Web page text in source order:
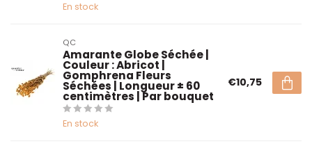
En stock
QC
Amarante Globe Séchée |
Couleur : Abricot |
Gomphrena Fleurs
Séchées | Longueur ± 60
centimètres | Par bouquet
En stock
€10,75